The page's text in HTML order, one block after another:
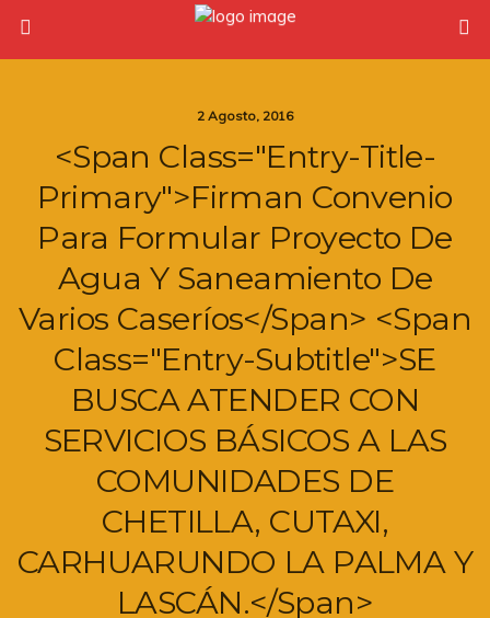
2 Agosto, 2016
<span Class="entry-Title-
Primary">Firman Convenio
Para Formular Proyecto De
Agua Y Saneamiento De
Varios Caseríos</span> <span
Class="entry-Subtitle">SE
BUSCA ATENDER CON
SERVICIOS BÁSICOS A LAS
COMUNIDADES DE
CHETILLA, CUTAXI,
CARHUARUNDO LA PALMA Y
LASCÁN.</span>